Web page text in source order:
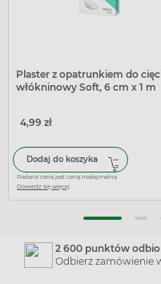
Plaster z opatrunkiem do
włókninowy Soft, 6 cm x 1 m
4,99 zł
Dodaj do koszyka
Podana cena jest ceną maksymalną
Dowiedz się więcej
2 600 punktów
Odbierz zamówienie